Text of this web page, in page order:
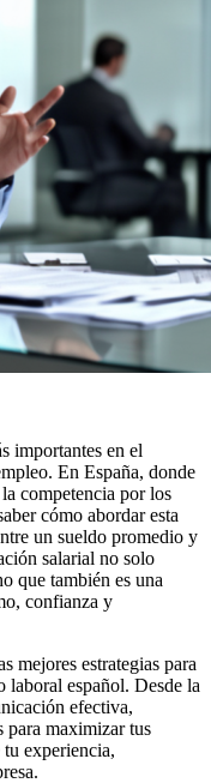
importantes en el
En España, donde
competencia por los
cómo abordar esta
un sueldo promedio y
salarial no solo
que también es una
confianza y
mejores estrategias para
laboral español. Desde la
efectiva,
para maximizar tus
experiencia,